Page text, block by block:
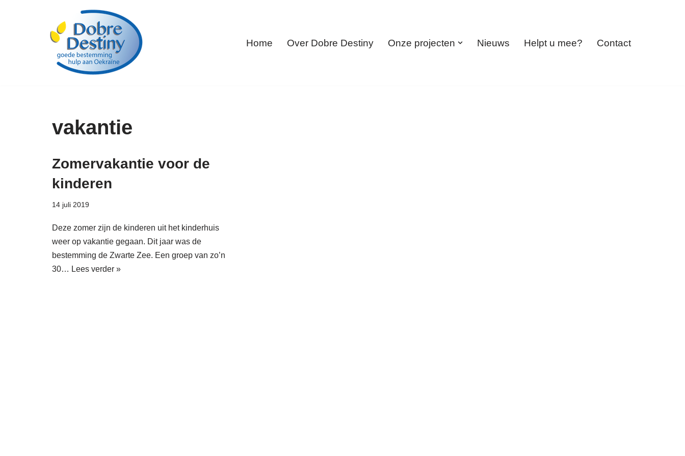
Home Over Dobre Destiny Onze projecten Nieuws Helpt u mee? Contact
vakantie
Zomervakantie voor de
kinderen
14 juli 2019
Deze zomer zijn de kinderen uit het kinderhuis
weer op vakantie gegaan. Dit jaar was de
bestemming de Zwarte Zee. Een groep van zo’n
30… Lees verder »